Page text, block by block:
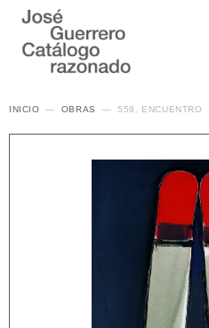
INICIO OBRAS 559. ENCUENTRO